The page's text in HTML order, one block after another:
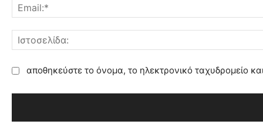
ι
:
αποθηκεύστε το όνομα, το ηλεκτρονικό ταχυδρομείο